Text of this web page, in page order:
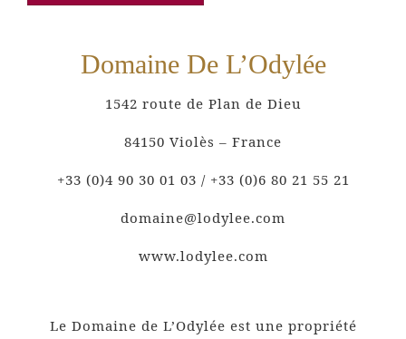
Domaine De L’Odylée
1542 route de Plan de Dieu
84150 Violès – France
+33 (0)4 90 30 01 03 / +33 (0)6 80 21 55 21
domaine@lodylee.com
www.lodylee.com
Le Domaine de L’Odylée est une propriété